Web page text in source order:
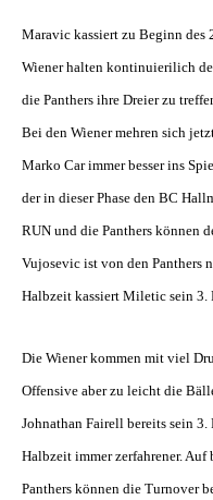
Maravic kassiert zu Beginn des
Wiener halten kontinuierilich
die Panthers ihre Dreier zu
Bei den Wiener mehren sich
Marko Car immer besser ins
der in dieser Phase den BC
RUN und die Panthers können
Vujosevic ist von den Panthers
Halbzeit kassiert Miletic sein 3.
Die Wiener kommen mit viel
Offensive aber zu leicht die
Johnathan Fairell bereits sein
Halbzeit immer zerfahrener. Auf
Panthers können die Turnover